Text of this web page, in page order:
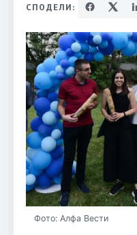
СПОДЕЛИ:
Фото: Алфа Вести